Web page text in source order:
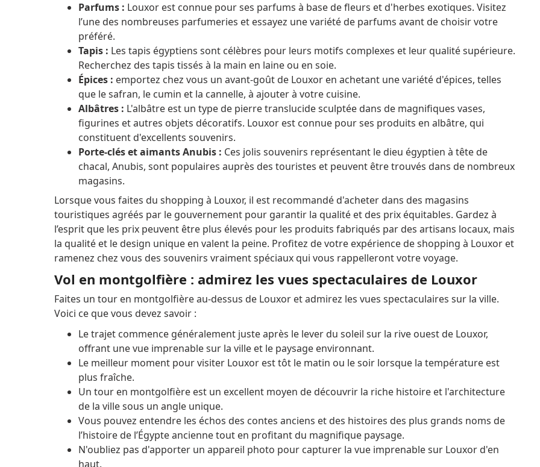
Parfums : Louxor est connue pour ses parfums à base de fleurs et d'herbes exotiques. Visitez
l’une des nombreuses parfumeries et essayez une variété de parfums avant de choisir votre
préféré.
Tapis : Les tapis égyptiens sont célèbres pour leurs motifs complexes et leur qualité supérieure.
Recherchez des tapis tissés à la main en laine ou en soie.
Épices : emportez chez vous un avant-goût de Louxor en achetant une variété d'épices, telles
que le safran, le cumin et la cannelle, à ajouter à votre cuisine.
Albâtres : L'albâtre est un type de pierre translucide sculptée dans de magnifiques vases,
figurines et autres objets décoratifs. Louxor est connue pour ses produits en albâtre, qui
constituent d'excellents souvenirs.
Porte-clés et aimants Anubis : Ces jolis souvenirs représentant le dieu égyptien à tête de
chacal, Anubis, sont populaires auprès des touristes et peuvent être trouvés dans de nombreux
magasins.
Lorsque vous faites du shopping à Louxor, il est recommandé d'acheter dans des magasins
touristiques agréés par le gouvernement pour garantir la qualité et des prix équitables. Gardez à
l’esprit que les prix peuvent être plus élevés pour les produits fabriqués par des artisans locaux, mais
la qualité et le design unique en valent la peine. Profitez de votre expérience de shopping à Louxor et
ramenez chez vous des souvenirs vraiment spéciaux qui vous rappelleront votre voyage.
Vol en montgolfière : admirez les vues spectaculaires de Louxor
Faites un tour en montgolfière au-dessus de Louxor et admirez les vues spectaculaires sur la ville.
Voici ce que vous devez savoir :
Le trajet commence généralement juste après le lever du soleil sur la rive ouest de Louxor,
offrant une vue imprenable sur la ville et le paysage environnant.
Le meilleur moment pour visiter Louxor est tôt le matin ou le soir lorsque la température est
plus fraîche.
Un tour en montgolfière est un excellent moyen de découvrir la riche histoire et l'architecture
de la ville sous un angle unique.
Vous pouvez entendre les échos des contes anciens et des histoires des plus grands noms de
l’histoire de l’Égypte ancienne tout en profitant du magnifique paysage.
N'oubliez pas d'apporter un appareil photo pour capturer la vue imprenable sur Louxor d'en
haut.